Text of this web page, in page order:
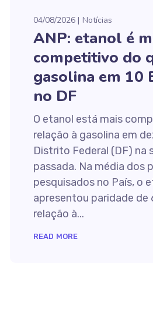
04/08/2026 Notícias
ANP: etanol é
competitivo do
gasolina em 10
no DF
O etanol está mais
relação à gasolina em
Distrito Federal (DF) na
passada. Na média dos
pesquisados no País, o
apresentou paridade de
relação à...
READ MORE